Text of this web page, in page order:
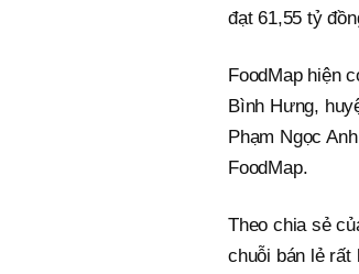
đạt 61,55 tỷ
FoodMap hiện
Bình Hưng,
Phạm Ngọc
FoodMap.
Theo chia sẻ
chuỗi bán lẻ